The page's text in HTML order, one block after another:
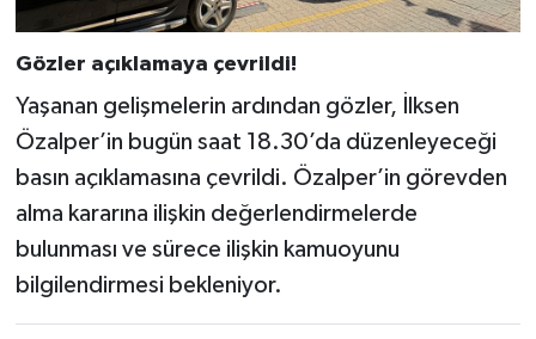
Gözler açıklamaya çevrildi!
Yaşanan gelişmelerin ardından gözler, İlksen
Özalper’in bugün saat 18.30’da düzenleyeceği
basın açıklamasına çevrildi. Özalper’in görevden
alma kararına ilişkin değerlendirmelerde
bulunması ve sürece ilişkin kamuoyunu
bilgilendirmesi bekleniyor.